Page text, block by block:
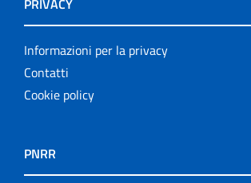
PRIVACY
Informazioni per la privacy
Contatti
Cookie policy
PNRR